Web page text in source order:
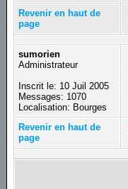
Revenir en haut de
page
sumorien
Administrateur
Inscrit le: 10 Juil 2005
Messages: 1070
Localisation: Bourges
Revenir en haut de
page